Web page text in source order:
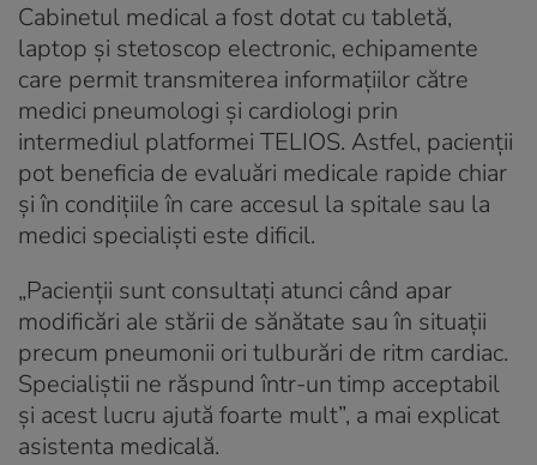
Cabinetul medical a fost dotat cu tabletă,
laptop și stetoscop electronic, echipamente
care permit transmiterea informațiilor către
medici pneumologi și cardiologi prin
intermediul platformei TELIOS. Astfel, pacienții
pot beneficia de evaluări medicale rapide chiar
și în condițiile în care accesul la spitale sau la
medici specialiști este dificil.
„Pacienții sunt consultați atunci când apar
modificări ale stării de sănătate sau în situații
precum pneumonii ori tulburări de ritm cardiac.
Specialiștii ne răspund într-un timp acceptabil
și acest lucru ajută foarte mult”, a mai explicat
asistenta medicală.